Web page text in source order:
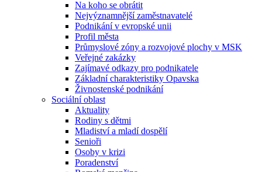
Na koho se obrátit
Nejvýznamnější zaměstnavatelé
Podnikání v evropské unii
Profil města
Průmyslové zóny a rozvojové plochy v MSK
Veřejné zakázky
Zajímavé odkazy pro podnikatele
Základní charakteristiky Opavska
Živnostenské podnikání
Sociální oblast
Aktuality
Rodiny s dětmi
Mladiství a mladí dospělí
Senioři
Osoby v krizi
Poradenství